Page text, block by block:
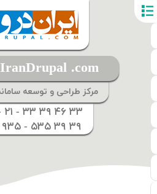
.com
مرکز طراحی و توسعه
+۹۸ - ۲۱ - ۳۳ ۳۹
+۹۸ - ۹۳۵ - ۵۳۵